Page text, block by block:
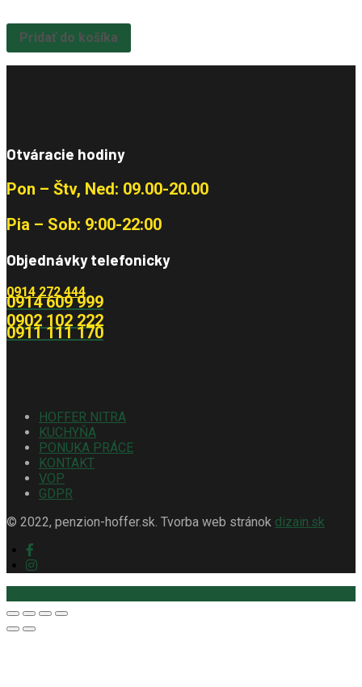
Pridať do košíka
Otváracie hodiny
Pon – Štv, Ned: 09.00-20.00
Pia – Sob: 9:00-22:00
Objednávky telefonicky
0914 272 444
0914 609 999
0902 102 222
0911 111 170
HOFFER NITRA
KUCHYŇA
PONUKA PRÁCE
KONTAKT
VOP
GDPR
© 2022, penzion-hoffer.sk. Tvorba web stránok dizain.sk